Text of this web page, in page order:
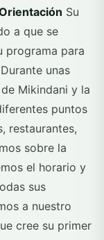
Su
a que se
programa para
unas
Mikindani y la
puntos
restaurantes,
sobre la
el horario y
sus
a nuestro
cree su primer